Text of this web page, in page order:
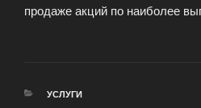
продаже акций по наиболее
РУБРИКИ
УСЛУГИ